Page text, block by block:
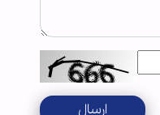
ارسال